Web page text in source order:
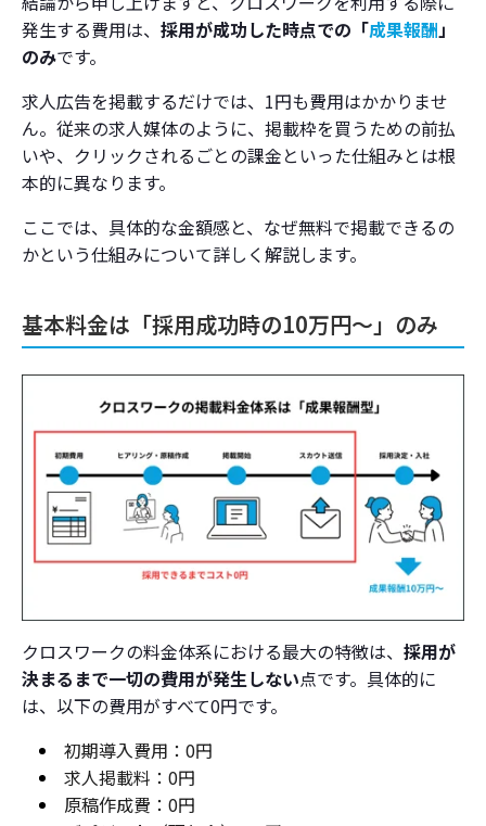
クロスワークへの掲載から採用までの流れ
申し込みから掲載開始までの3ステップ
管理画面（ログイン）での応募者対応
問（FAQ）
契約期間の縛りや解約違約金はありますか？
は？
地方やニッチな職種でも採用できますか？
まとめ：クロスワークは「リスクなく採用を始
めたい」企業の最適解
まずは「無料」で求人掲載を始めてみよう
談ください
発生する費用は、 採用が成功した時点での「成果報酬」
のみです。
求人広告を掲載するだけでは、1円も費用はかかりませ
ん。従来の求人媒体のように、掲載枠を買うための前払
いや、クリックされるごとの課金といった仕組みとは根
本的に異なります。
ここでは、具体的な金額感と、なぜ無料で掲載できるの
かという仕組みについて詳しく解説します。
基本料金は「採用成功時の10万円〜」のみ
クロスワークの料金体系における最大の特徴は、 採用が
決まるまで一切の費用が発生しない点です。具体的に
は、以下の費用がすべて0円です。
初期導入費用：0円
求人掲載料：0円
原稿作成費：0円